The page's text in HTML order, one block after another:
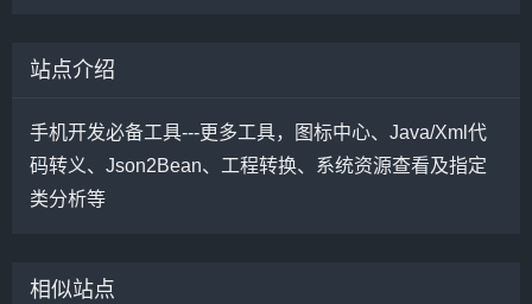
站点介绍
手机开发必备工具---更多工具，图标中心、Java/Xml代
码转义、Json2Bean、工程转换、系统资源查看及指定
类分析等
相似站点